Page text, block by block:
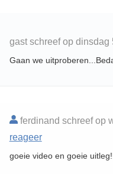
gast schreef op dinsdag
Gaan we
ferdinand schreef op
reageer
goeie video en goeie